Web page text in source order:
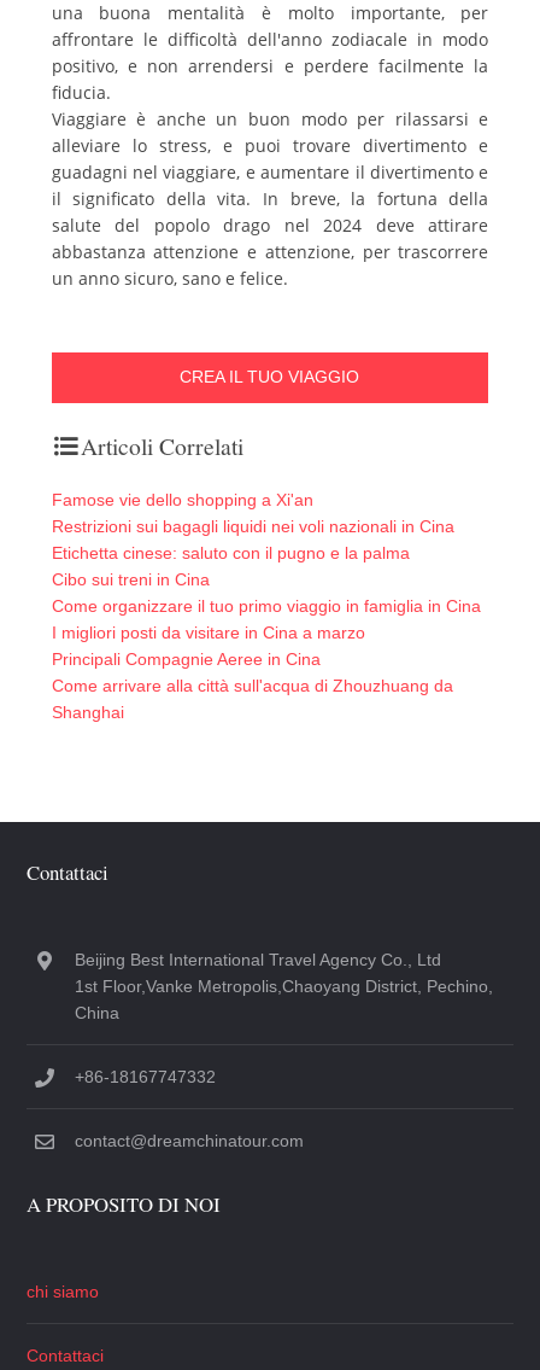
una buona mentalità è molto importante, per
affrontare le difficoltà dell'anno zodiacale in modo
positivo, e non arrendersi e perdere facilmente la
fiducia.
Viaggiare è anche un buon modo per rilassarsi e
alleviare lo stress, e puoi trovare divertimento e
guadagni nel viaggiare, e aumentare il divertimento e
il significato della vita. In breve, la fortuna della
salute del popolo drago nel 2024 deve attirare
abbastanza attenzione e attenzione, per trascorrere
un anno sicuro, sano e felice.
CREA IL TUO VIAGGIO
Articoli Correlati
Famose vie dello shopping a Xi'an
Restrizioni sui bagagli liquidi nei voli nazionali in Cina
Etichetta cinese: saluto con il pugno e la palma
Cibo sui treni in Cina
Come organizzare il tuo primo viaggio in famiglia in Cina
I migliori posti da visitare in Cina a marzo
Principali Compagnie Aeree in Cina
Come arrivare alla città sull'acqua di Zhouzhuang da
Shanghai
Contattaci
Beijing Best International Travel Agency Co., Ltd
1st Floor,Vanke Metropolis,Chaoyang District, Pechino,
China
+86-18167747332
contact@dreamchinatour.com
A PROPOSITO DI NOI
chi siamo
Contattaci